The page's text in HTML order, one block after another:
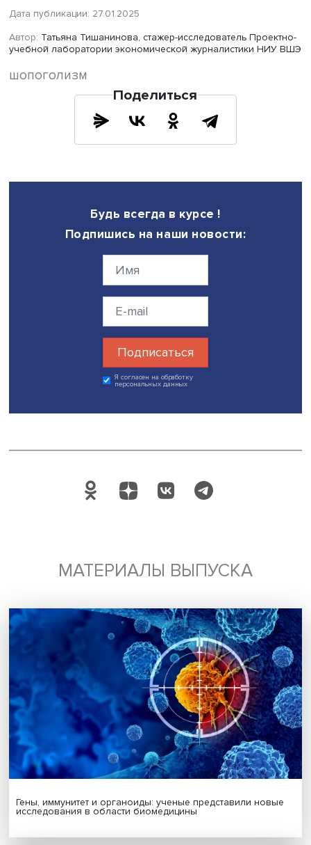
Культурологический шопоголизм и потеря
Профессор Высшей школы бизнеса Сергей Филонович
«культурологический шопоголизм».
«Единственная причина потребления культурных и
интеллектуальных ценностей — это то, что все вокруг
смотрят, покупают», — подчеркивает он. Однако
массовому потреблению приводит к потере
креативности» становится серьезной проблемой,
лишены оригинальных мыслей, добавляет профессор.
Шопоголизм, как подчеркивают эксперты, — это не
личная проблема, но и социальный феномен,
глубинные изменения в культуре и экономике.
потребление также создает серьезные риски — от
финансовых проблем до утраты креативности. Как
механизмов шопоголизма позволяет глубже взглянуть
природу человеческих потребностей и их
современном мире.
Поделиться
Будь всегда в курсе !
Подпишись на наши новости: